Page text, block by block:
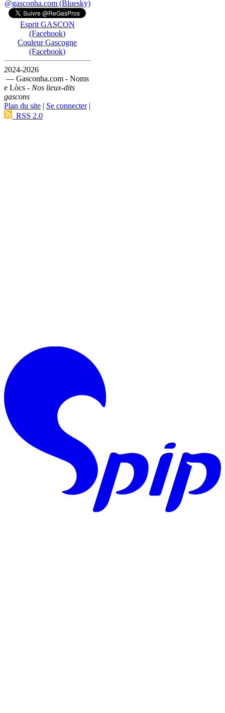
@gasconha.com (Bluesky)
Esprit GASCON
(Facebook)
Couleur Gascogne
(Facebook)
2024-2026
— Gasconha.com - Noms
e Lòcs - Nos lieux-dits
gascons
Plan du site | Se connecter|
RSS 2.0